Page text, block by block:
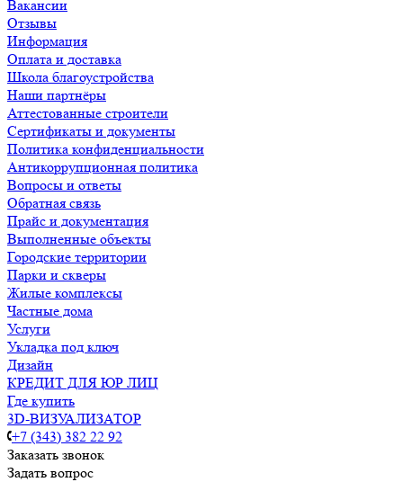
Вакансии
Отзывы
Информация
Оплата и доставка
Школа благоустройства
Наши партнёры
Аттестованные строители
Сертификаты и документы
Политика конфиденциальности
Антикоррупционная политика
Вопросы и ответы
Обратная связь
Прайс и документация
Выполненные объекты
Городские территории
Парки и скверы
Жилые комплексы
Частные дома
Услуги
Укладка под ключ
Дизайн
КРЕДИТ ДЛЯ ЮР ЛИЦ
Где купить
3D-ВИЗУАЛИЗАТОР
+7 (343) 382 22 92
Заказать звонок
Задать вопрос